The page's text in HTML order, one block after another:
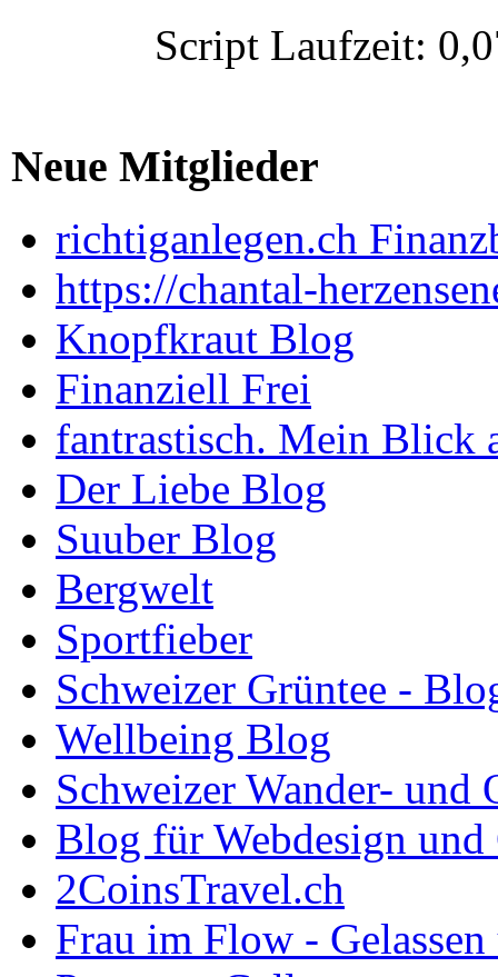
Script Laufzeit:
Neue Mitglieder
richtiganlegen.ch
https://chantal-
Knopfkraut Blog
Finanziell Frei
fantrastisch. Mein Blick
Der Liebe Blog
Suuber Blog
Bergwelt
Sportfieber
Schweizer Grüntee -
Wellbeing Blog
Schweizer Wander- und
Blog für Webdesign
2CoinsTravel.ch
Frau im Flow -